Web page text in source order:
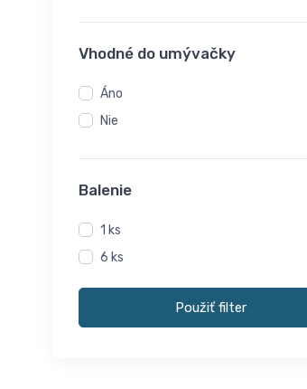
Vhodné do umývačky
Áno
Nie
Balenie
1 ks
6 ks
Použiť filter